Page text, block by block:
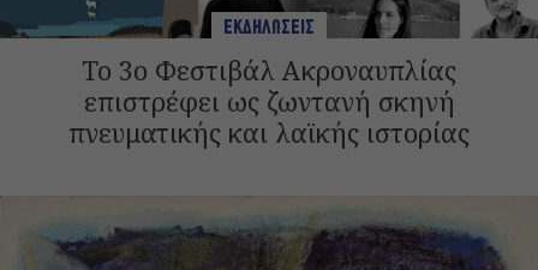
ΕΚΔΗΛΩΣΕΙΣ
Το 3ο Φεστιβάλ Ακροναυπλίας
επιστρέφει ως ζωντανή σκηνή
πνευματικής και λαϊκής ιστορίας